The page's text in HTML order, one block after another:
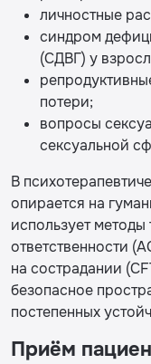
личностные
синдром
(СДВГ) у
потери;
вопросы
сексуальной
В
опирается на
использует
ответственности
на сострадании
безопасное
постепенных
Приём